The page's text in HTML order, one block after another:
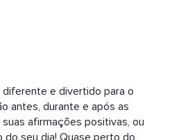
e divertido para o
antes, durante e após as
afirmações positivas, ou